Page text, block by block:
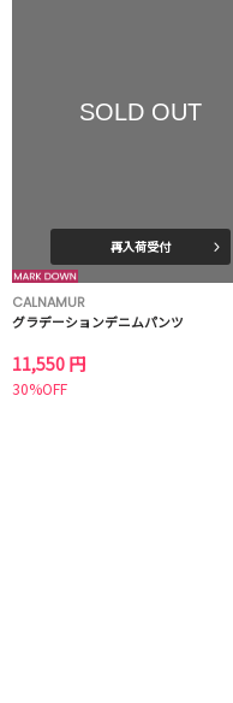
SOLD OUT
再入荷受付
CALNAMUR
グラデーションデニムパンツ
11,550 円
30%OFF